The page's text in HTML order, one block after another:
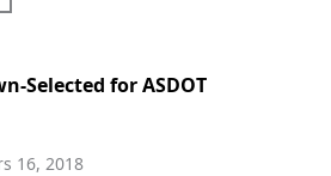
Selected for ASDOT
16, 2018